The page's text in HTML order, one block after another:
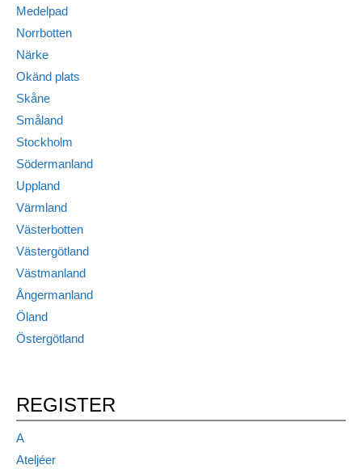
Medelpad
Norrbotten
Närke
Okänd plats
Skåne
Småland
Stockholm
Södermanland
Uppland
Värmland
Västerbotten
Västergötland
Västmanland
Ångermanland
Öland
Östergötland
REGISTER
A
Ateljéer